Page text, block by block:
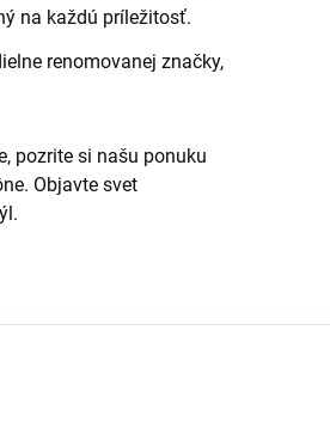
na každú príležitosť.
renomovanej značky,
pozrite si našu ponuku
Objavte svet